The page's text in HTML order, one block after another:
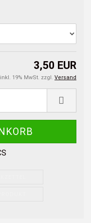
3,50 EUR
inkl. 19% MwSt. zzgl. Versand